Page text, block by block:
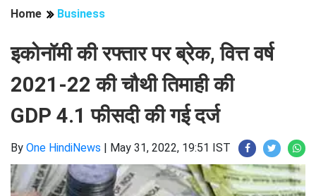
Home Business
इकोनॉमी की रफ्तार पर ब्रेक, वित्त वर्ष
2021-22 की चौथी तिमाही की
GDP 4.1 फीसदी की गई दर्ज
By One HindiNews | May 31, 2022, 19:51 IST